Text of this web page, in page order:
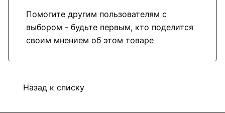
Помогите другим пользователям с
выбором - будьте первым, кто поделится
своим мнением об этом товаре
Назад к списку